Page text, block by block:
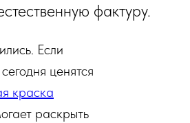
фактуру.
Если
ценятся
краска
раскрыть